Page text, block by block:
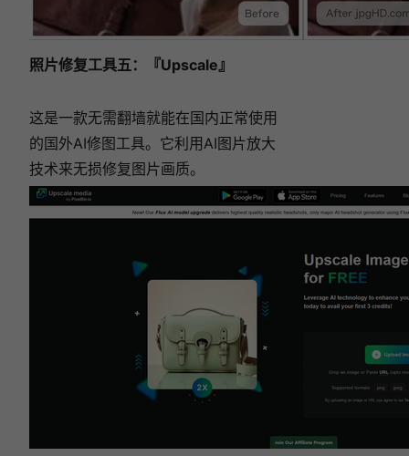
照片修复工具五：『Upscale』
这是一款无需翻墙就能在国内正常使用
的国外AI修图工具。它利用AI图片放大
技术来无损修复图片画质。